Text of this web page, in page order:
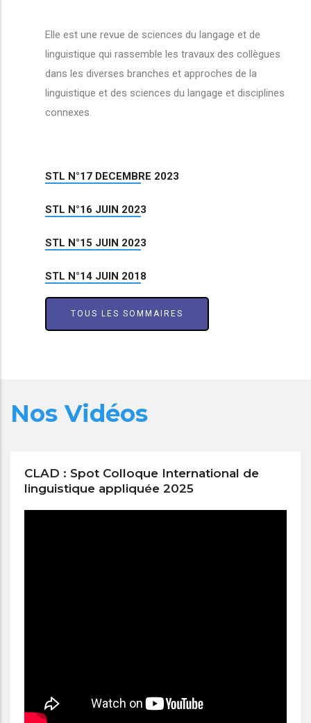
Elle est une revue de sciences du langage et de
linguistique qui rassemble les travaux des collègues
dans les diverses branches et approches de la
linguistique et des sciences du langage et disciplines
connexes.
STL N°17 DECEMBRE 2023
STL N°16 JUIN 2023
STL N°15 JUIN 2023
STL N°14 JUIN 2018
TOUS LES SOMMAIRES
Nos Vidéos
CLAD : Spot Colloque International de
linguistique appliquée 2025